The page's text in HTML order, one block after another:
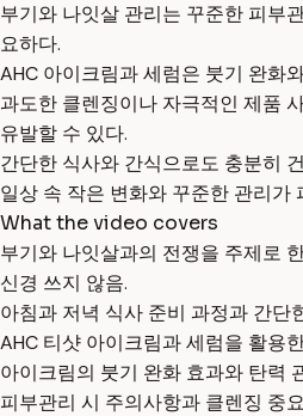
부기와 나잇살 관리는 꾸준한 피부
요하다.
AHC 아이크림과 세럼은 붓기 완화
과도한 클렌징이나 자극적인 제품
유발할 수 있다.
간단한 식사와 간식으로도 충분히
일상 속 작은 변화와 꾸준한 관리가
What the video covers
부기와 나잇살과의 전쟁을 주제로
신경 쓰지 않음.
아침과 저녁 식사 준비 과정과 간단
AHC 티샷 아이크림과 세럼을 활용
아이크림의 붓기 완화 효과와 탄력
피부관리 시 주의사항과 클렌징 중